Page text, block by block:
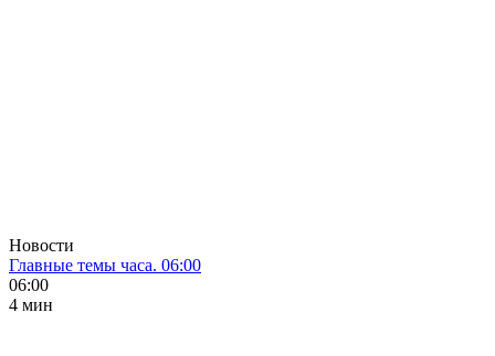
Новости
Главные темы часа. 06:00
06:00
4 мин